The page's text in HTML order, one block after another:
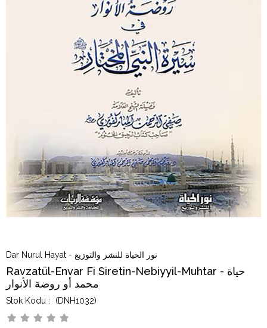
Dar Nurul Hayat - نور الحياة للنشر والتوزيع
Ravzatül-Envar Fi Siretin-Nebiyyil-Muhtar - حياة
محمد أو روضة الأنوار
(DNH1032)